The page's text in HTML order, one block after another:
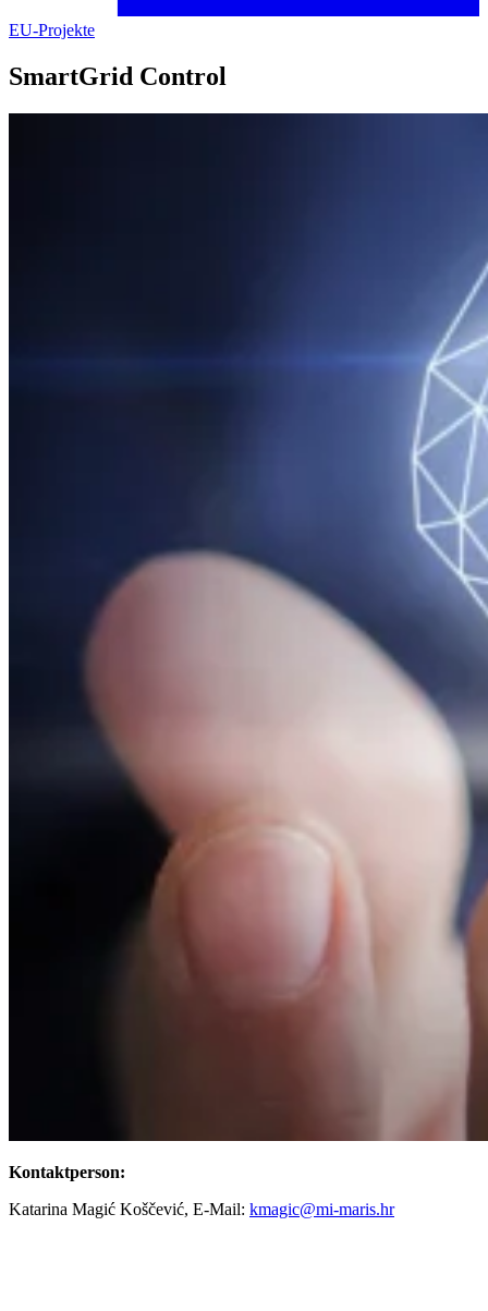
EU-Projekte
SmartGrid Control
Kontaktperson:
Katarina Magić Koščević, E-Mail: kmagic@mi-maris.hr